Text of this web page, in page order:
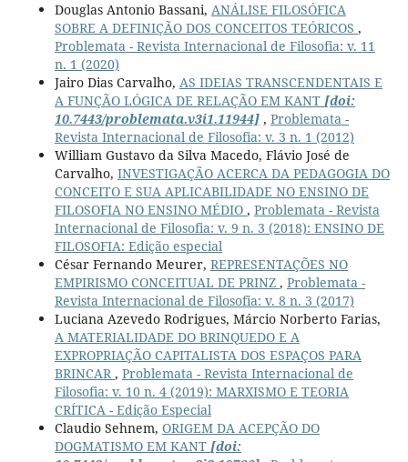
Douglas Antonio Bassani, ANÁLISE FILOSÓFICA
SOBRE A DEFINIÇÃO DOS CONCEITOS TEÓRICOS ,
Problemata - Revista Internacional de Filosofia: v. 11
n. 1 (2020)
Jairo Dias Carvalho, AS IDEIAS TRANSCENDENTAIS E
A FUNÇÃO LÓGICA DE RELAÇÃO EM KANT [doi:
10.7443/problemata.v3i1.11944], Problemata -
Revista Internacional de Filosofia: v. 3 n. 1 (2012)
William Gustavo da Silva Macedo, Flávio José de
Carvalho, INVESTIGAÇÃO ACERCA DA PEDAGOGIA DO
CONCEITO E SUA APLICABILIDADE NO ENSINO DE
FILOSOFIA NO ENSINO MÉDIO , Problemata - Revista
Internacional de Filosofia: v. 9 n. 3 (2018): ENSINO DE
FILOSOFIA: Edição especial
César Fernando Meurer, REPRESENTAÇÕES NO
EMPIRISMO CONCEITUAL DE PRINZ , Problemata -
Revista Internacional de Filosofia: v. 8 n. 3 (2017)
Luciana Azevedo Rodrigues, Márcio Norberto Farias,
A MATERIALIDADE DO BRINQUEDO E A
EXPROPRIAÇÃO CAPITALISTA DOS ESPAÇOS PARA
BRINCAR, Problemata - Revista Internacional de
Filosofia: v. 10 n. 4 (2019): MARXISMO E TEORIA
CRÍTICA - Edição Especial
Claudio Sehnem, ORIGEM DA ACEPÇÃO DO
DOGMATISMO EM KANT [doi: